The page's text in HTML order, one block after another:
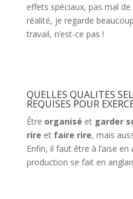
effets spéciaux, pas mal
réalité, je regarde
travail, n’est-ce pas !
QUELLES QUALITES
REQUISES POUR
Être organisé et garder
rire et faire rire, mais
Enfin, il faut être à l’aise en
production se fait en